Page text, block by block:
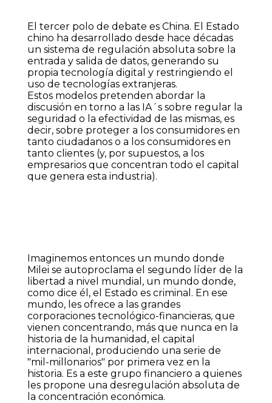
El tercer polo de debate es China. El Estado
chino ha desarrollado desde hace décadas
un sistema de regulación absoluta sobre la
entrada y salida de datos, generando su
propia tecnología digital y restringiendo el
uso de tecnologías extranjeras.
Estos modelos pretenden abordar la
discusión en torno a las IA´s sobre regular la
seguridad o la efectividad de las mismas, es
decir, sobre proteger a los consumidores en
tanto ciudadanos o a los consumidores en
tanto clientes (y, por supuestos, a los
empresarios que concentran todo el capital
que genera esta industria).
Imaginemos entonces un mundo donde
Milei se autoproclama el segundo líder de la
libertad a nivel mundial, un mundo donde,
como dice él, el Estado es criminal. En ese
mundo, les ofrece a las grandes
corporaciones tecnológico-financieras, que
vienen concentrando, más que nunca en la
historia de la humanidad, el capital
internacional, produciendo una serie de
"mil-millonarios" por primera vez en la
historia. Es a este grupo financiero a quienes
les propone una desregulación absoluta de
la concentración económica.